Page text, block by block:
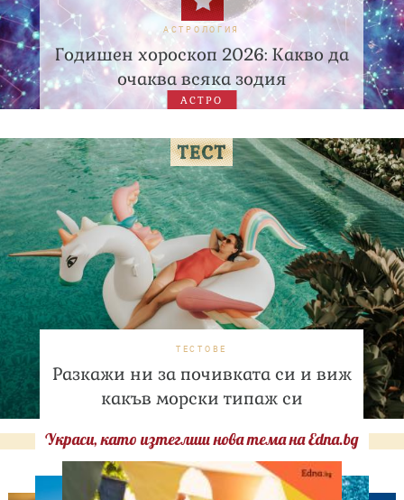
АСТРОЛОГИЯ
Годишен хороскоп 2026: Какво да
очаква всяка зодия
АСТРО
ТЕСТОВЕ
Разкажи ни за почивката си и виж
какъв морски типаж си
Украси, като изтеглиш нова тема на Edna.bg